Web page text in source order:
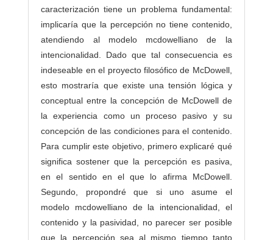
caracterización tiene un problema fundamental:
implicaría que la percepción no tiene contenido,
atendiendo al modelo mcdowelliano de la
intencionalidad. Dado que tal consecuencia es
indeseable en el proyecto filosófico de McDowell,
esto mostraría que existe una tensión lógica y
conceptual entre la concepción de McDowell de
la experiencia como un proceso pasivo y su
concepción de las condiciones para el contenido.
Para cumplir este objetivo, primero explicaré qué
significa sostener que la percepción es pasiva,
en el sentido en el que lo afirma McDowell.
Segundo, propondré que si uno asume el
modelo mcdowelliano de la intencionalidad, el
contenido y la pasividad, no parecer ser posible
que la percepción sea al mismo tiempo tanto